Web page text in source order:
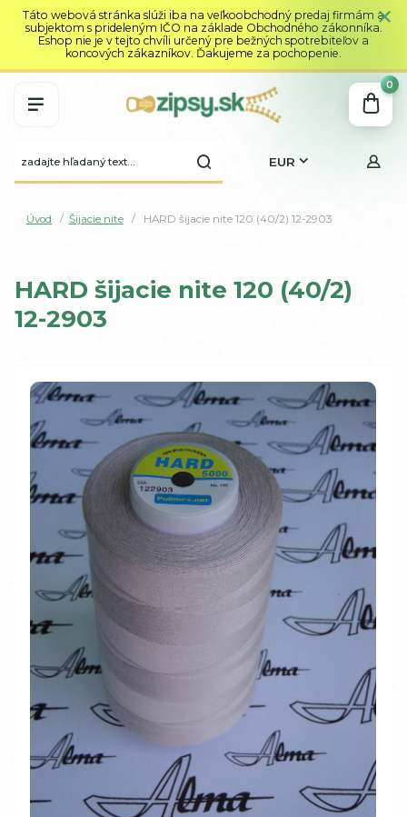
Táto webová stránka slúži iba na veľkoobchodný predaj firmám a
subjektom s prideleným IČO na základe Obchodného zákonníka.
Eshop nie je v tejto chvíli určený pre bežných spotrebiteľov a
koncových zákazníkov. Ďakujeme za pochopenie.
EUR
0
Úvod Šijacie nite HARD šijacie nite 120 (40/2) 12-2903
HARD šijacie nite 120 (40/2)
12-2903